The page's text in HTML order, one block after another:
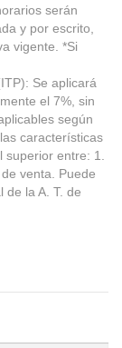
serán
y por escrito,
vigente. *Si
Se aplicará
el 7%, sin
según
características
entre: 1.
venta. Puede
de la A. T. de